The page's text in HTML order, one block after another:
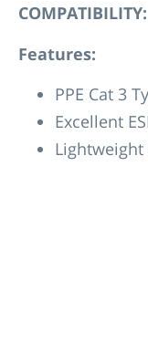
COMPATIBILITY:
Features:
PPE Cat 3
Excellent